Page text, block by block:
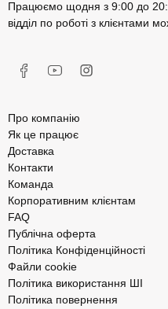
Працюємо щодня з 9:00 до
відділ по роботі з клієнтами
Про компанію
Як це працює
Доставка
Контакти
Команда
Корпоративним клієнтам
FAQ
Публічна оферта
Політика Конфіденційності
Файли cookie
Політика використання ШІ
Політика повернення